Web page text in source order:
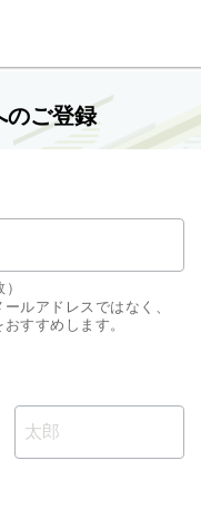
のご登録
ルアドレスではなく、
すすめします。